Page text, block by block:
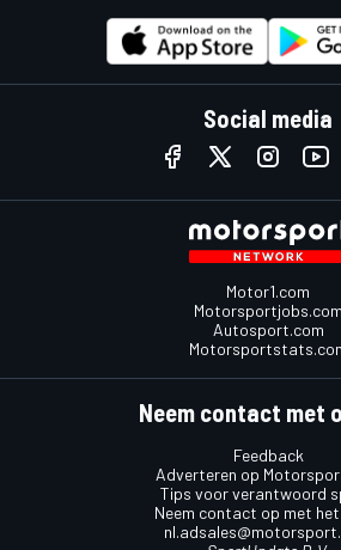
Social media
Motor1.com
Motorsportjobs.com
Autosport.com
Neem contact met
Feedback
Adverteren op
Tips voor verantwoord
Neem contact op met